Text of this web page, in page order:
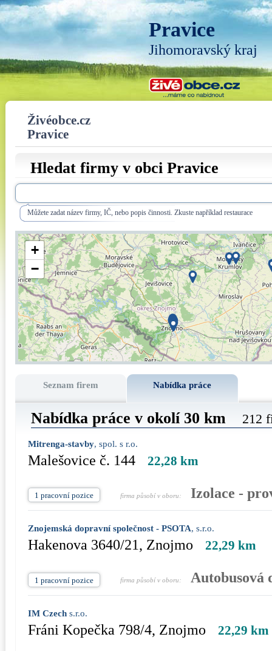
Pravice
Jihomoravský kraj
Živéobce.cz
Pravice
Hledat firmy v obci Pravice
Můžete zadat název firmy, IČ, nebo popis činnosti. Zkuste například restaurace
+
−
Seznam firem Nabídka práce
Nabídka práce v okolí 30 km 212
Mitrenga-stavby, spol. s r.o.
Malešovice č. 144 22,28 km
1 pracovní pozice firma působí v oboru: Izolace -
Znojemská dopravní společnost - PSOTA, s.r.o.
Hakenova 3640/21, Znojmo 22,29 km
1 pracovní pozice firma působí v oboru: Autobusová
IM Czech s.r.o.
Fráni Kopečka 798/4, Znojmo 22,29 km